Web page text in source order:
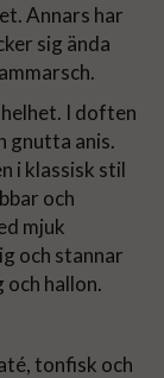
Annars har
sig ända
I doften
gnutta anis.
i klassisk stil
och
mjuk
och stannar
och hallon.
tonfisk och